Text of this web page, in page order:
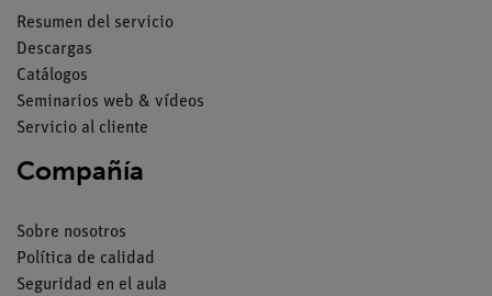
Resumen del servicio
Descargas
Catálogos
Seminarios web & vídeos
Servicio al cliente
Compañía
Sobre nosotros
Política de calidad
Seguridad en el aula